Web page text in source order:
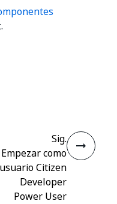
Sig.
Empezar como
usuario Citizen
Developer
Power User